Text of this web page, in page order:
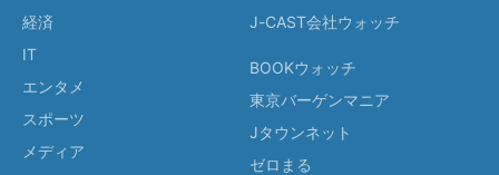
経済
IT
エンタメ
スポーツ
メディア
J-CAST会社ウォッチ
BOOKウォッチ
東京バーゲンマニア
Jタウンネット
ゼロまる